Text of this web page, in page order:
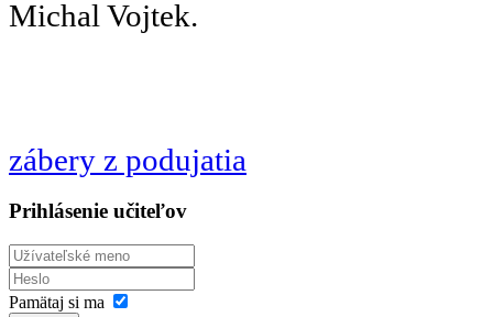
Michal Vojtek.
zábery z podujatia
Prihlásenie učiteľov
Pamätaj si ma